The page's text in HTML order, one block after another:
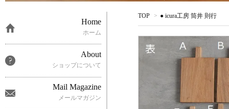
TOP > ● icura工房 筒井 則行
Home
ホーム
About
ショップについて
Mail Magazine
メールマガジン